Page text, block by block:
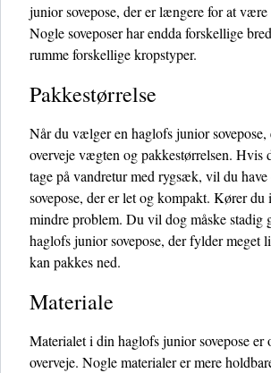
junior sovepose, der er længere for at
Nogle soveposer har endda forskellige
rumme forskellige kropstyper.
Pakkestørrelse
Når du vælger en haglofs junior
overveje vægten og pakkestørrelsen. Hvis
tage på vandretur med rygsæk, vil du
sovepose, der er let og kompakt. Kører
mindre problem. Du vil dog måske stadig
haglofs junior sovepose, der fylder meget
kan pakkes ned.
Materiale
Materialet i din haglofs junior sovepose er
overveje. Nogle materialer er mere